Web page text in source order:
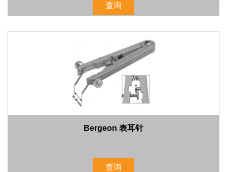
查询
Bergeon 表耳针
查询